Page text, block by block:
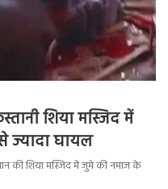
शिया मस्जिद में
ज्यादा घायल
की शिया मस्जिद में जुमे की नमाज के